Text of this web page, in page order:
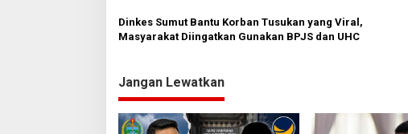
Dinkes Sumut Bantu Korban Tusukan yang Viral,
Masyarakat Diingatkan Gunakan BPJS dan UHC
Jangan Lewatkan